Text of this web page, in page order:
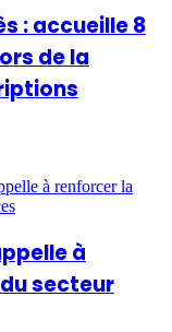
: accueille 8
de la
à
secteur